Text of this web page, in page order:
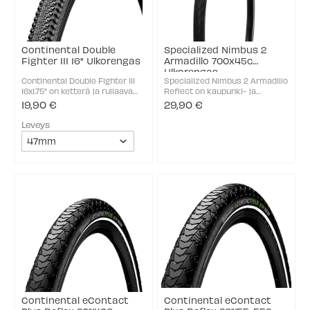
Continental Double
Fighter III 16" Ulkorengas
Continental Double Fighter III
16x1.75" on ketterä ja rullaava
rengas maastopyörään, joka
toimii parhaiten asfaltilla ja
kovilla alustoilla. Keskirullaava
kuvio tekee ajosta hiljaista ja ...
19,90 €
Leveys
Specialized Nimbus 2
Armadillo 700x45c
Ulkorengas
Specialized Nimbus 2 Armadillo
Reflect on kaupunki- ja
retkiajoon tehty rengas, joka
rullaa kevyesti asfaltilla ja
29,90 €
Continental eContact
Continental eContact